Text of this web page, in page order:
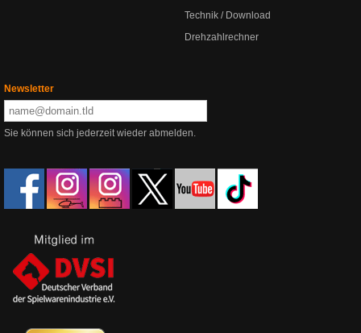
Technik / Download
Drehzahlrechner
Newsletter
Sie können sich jederzeit wieder abmelden.